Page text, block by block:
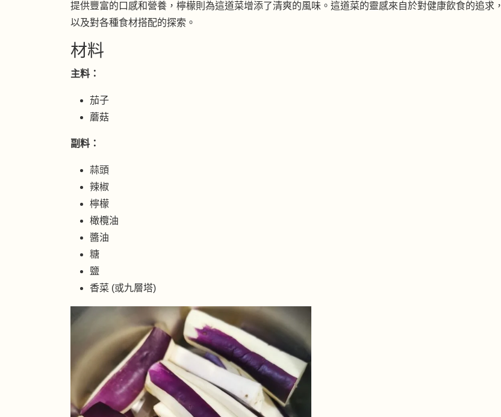
提供豐富的口感和營養，檸檬則為這道菜增添了清爽的風味。這道菜的靈感來自於對健康飲食的追求，
以及對各種食材搭配的探索。
材料
主料：
茄子
蘑菇
副料：
蒜頭
辣椒
檸檬
橄欖油
醬油
糖
鹽
香菜 (或九層塔)